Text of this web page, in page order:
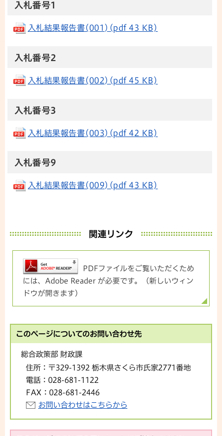
入札番号1
入札結果報告書(001)(pdf 43 KB)
入札番号2
入札結果報告書(002)(pdf 45 KB)
入札番号3
入札結果報告書(003)(pdf 42 KB)
入札番号9
入札結果報告書(009)(pdf 43 KB)
関連リンク
PDFファイルをご覧いただくため
には、Adobe Reader が必要です。（新しいウィン
ドウが開きます）
このページについてのお問い合わせ先
総合政策部 財政課
住所： 〒329-1392 栃木県さくら市氏家2771番地
電話： 028-681-1122
FAX： 028-681-2446
お問い合わせはこちらから